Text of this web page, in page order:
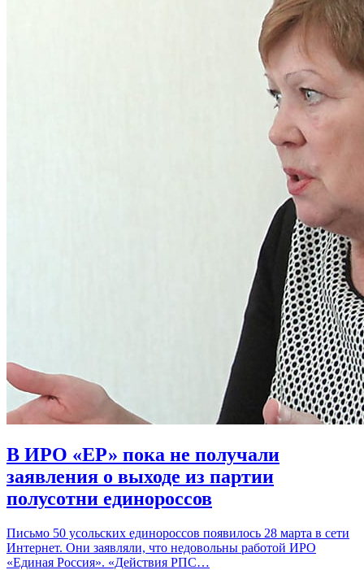
В ИРО «ЕР» пока не получали
заявления о выходе из партии
полусотни единороссов
Письмо 50 усольских единороссов появилось 28 марта в сети
Интернет. Они заявляли, что недовольны работой ИРО
«Единая Россия». «Действия РПС…